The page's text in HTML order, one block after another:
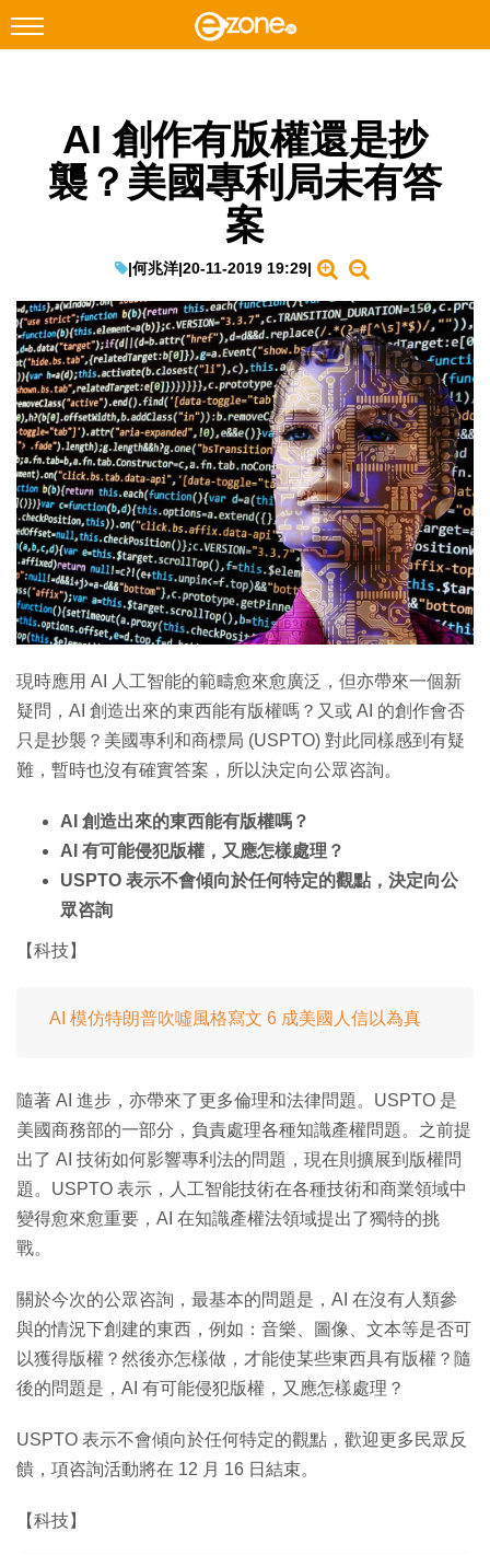
Facebook Instagram
科技焦點
教學評測
EduTech
IT Times
生成式AI與雲端應用
Enterprise Digital Transformation
特集
AI 創作有版權還是抄
襲？美國專利局未有答
案
|何兆洋|20-11-2019 19:29|
現時應用 AI 人工智能的範疇愈來愈廣泛，但亦帶來一個新
疑問，AI 創造出來的東西能有版權嗎？又或 AI 的創作會否
只是抄襲？美國專利和商標局 (USPTO) 對此同樣感到有疑
難，暫時也沒有確實答案，所以決定向公眾咨詢。
AI 創造出來的東西能有版權嗎？
AI 有可能侵犯版權，又應怎樣處理？
USPTO 表示不會傾向於任何特定的觀點，決定向公
眾咨詢
【科技】
AI 模仿特朗普吹噓風格寫文 6 成美國人信以為真
隨著 AI 進步，亦帶來了更多倫理和法律問題。USPTO 是
美國商務部的一部分，負責處理各種知識產權問題。之前提
出了 AI 技術如何影響專利法的問題，現在則擴展到版權問
題。USPTO 表示，人工智能技術在各種技術和商業領域中
變得愈來愈重要，AI 在知識產權法領域提出了獨特的挑
戰。
關於今次的公眾咨詢，最基本的問題是，AI 在沒有人類參
與的情況下創建的東西，例如：音樂、圖像、文本等是否可
以獲得版權？然後亦怎樣做，才能使某些東西具有版權？隨
後的問題是，AI 有可能侵犯版權，又應怎樣處理？
USPTO 表示不會傾向於任何特定的觀點，歡迎更多民眾反
饋，項咨詢活動將在 12 月 16 日結束。
【科技】